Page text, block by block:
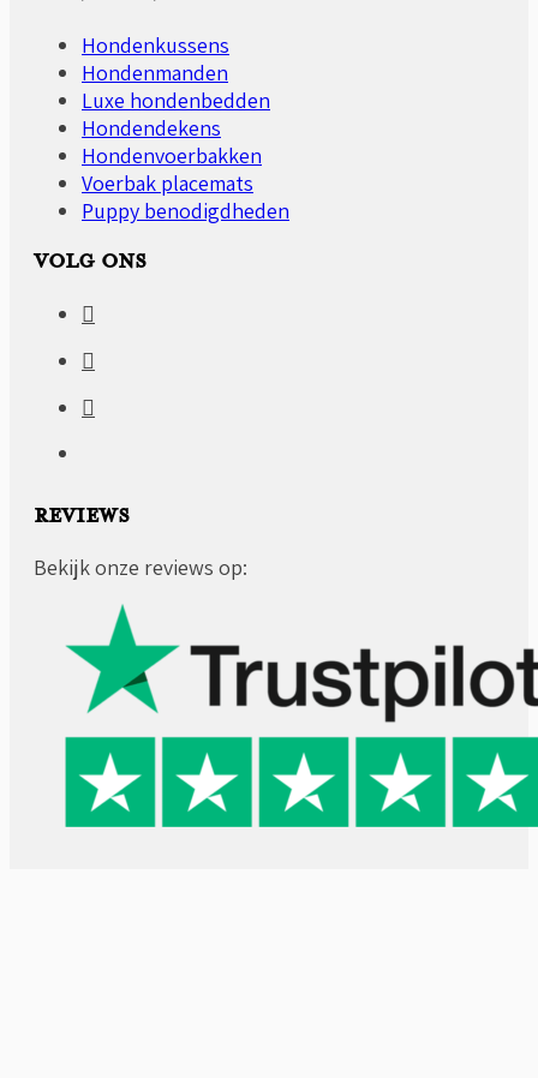
Hondenkussens
Hondenmanden
Luxe hondenbedden
Hondendekens
Hondenvoerbakken
Voerbak placemats
Puppy benodigdheden
VOLG ONS
REVIEWS
Bekijk onze reviews op: